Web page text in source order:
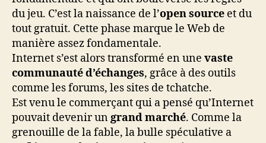
du jeu. C’est la naissance de l’open source et du
tout gratuit. Cette phase marque le Web de
manière assez fondamentale.
Internet s’est alors transformé en une vaste
communauté d’échanges, grâce à des outils
comme les forums, les sites de tchatche.
Est venu le commerçant qui a pensé qu’Internet
pouvait devenir un grand marché. Comme la
grenouille de la fable, la bulle spéculative a